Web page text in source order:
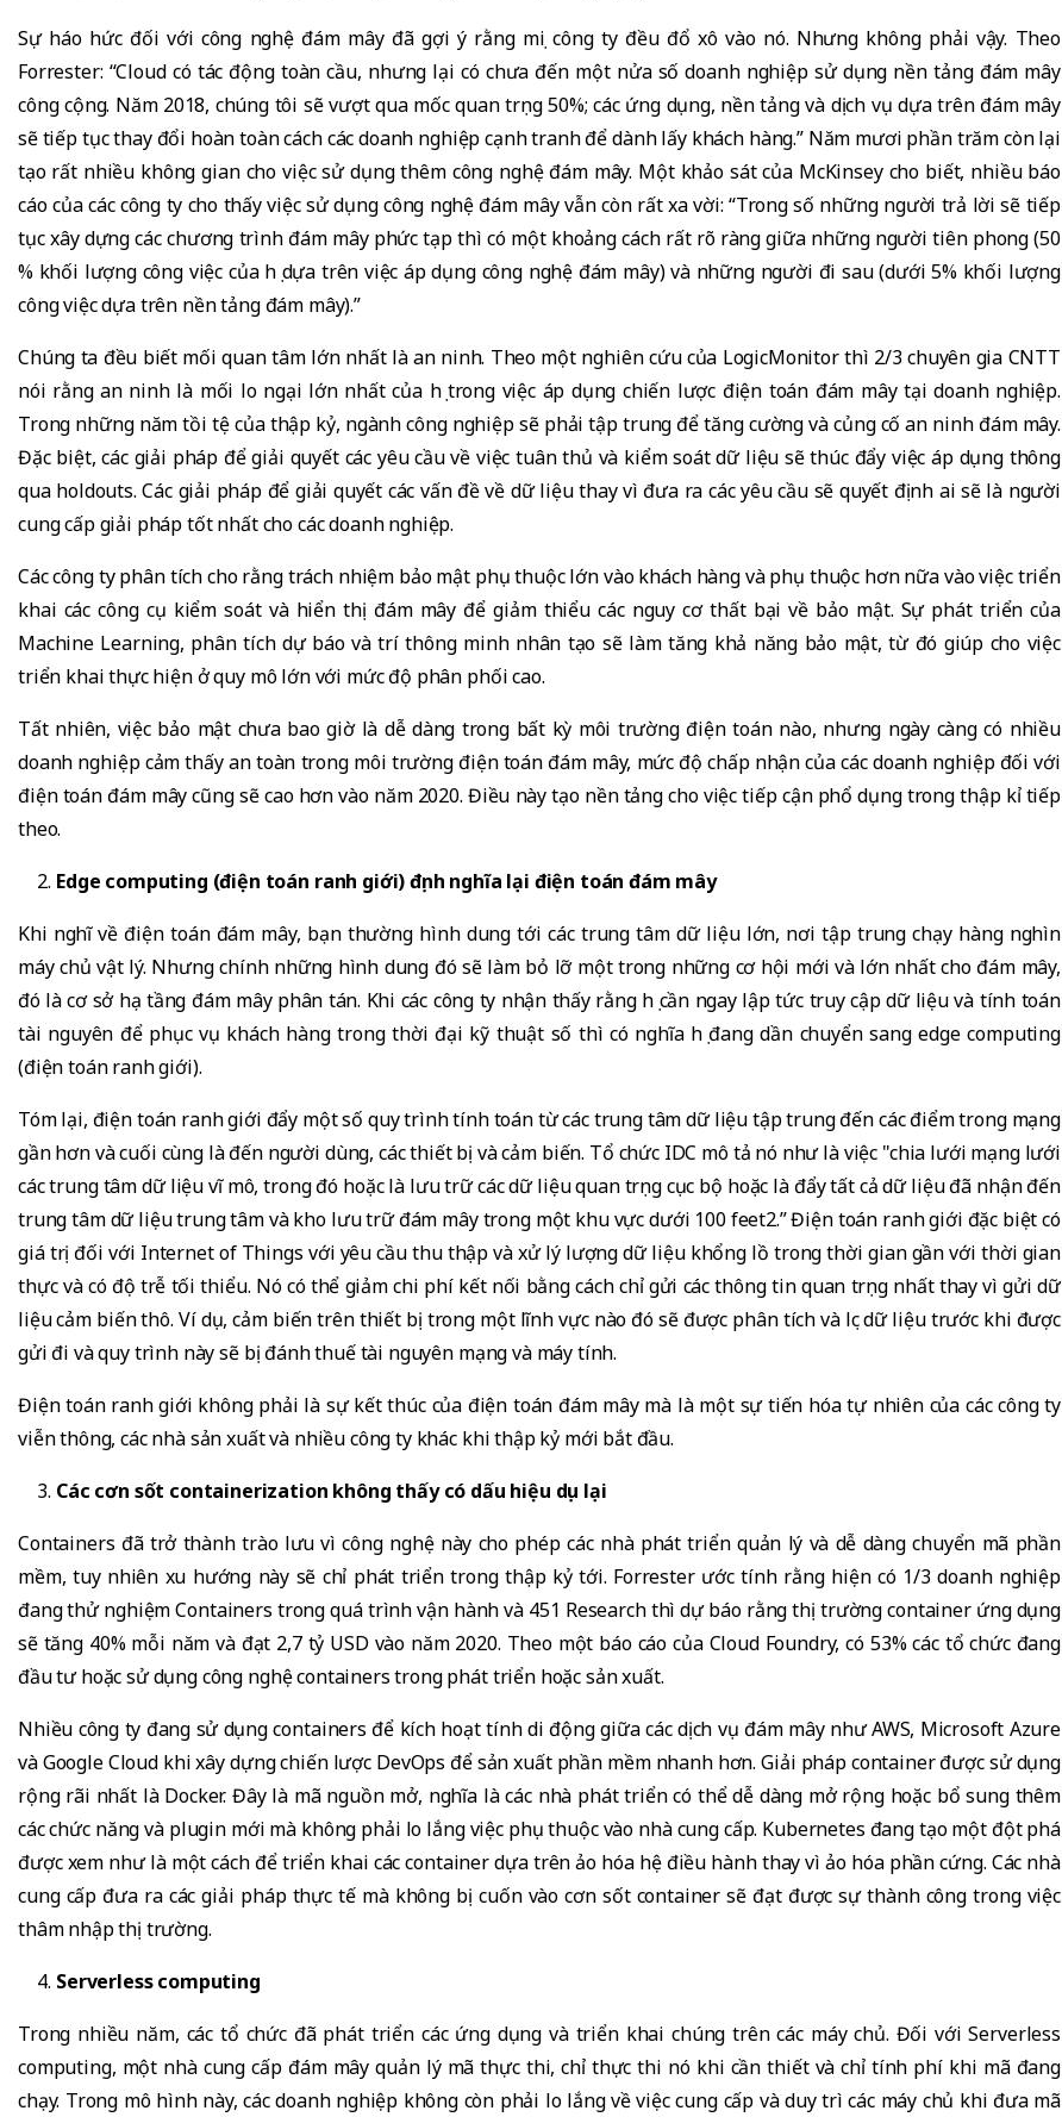
Sự háo hức đối với công nghệ đám mây đã gợi ý rằng mọi công ty đều đổ xô vào nó. Nhưng không phải vậy. Theo
Forrester: “Cloud có tác động toàn cầu, nhưng lại có chưa đến một nửa số doanh nghiệp sử dụng nền tảng đám mây
công cộng. Năm 2018, chúng tôi sẽ vượt qua mốc quan trọng 50%; các ứng dụng, nền tảng và dịch vụ dựa trên đám mây
sẽ tiếp tục thay đổi hoàn toàn cách các doanh nghiệp cạnh tranh để dành lấy khách hàng.” Năm mươi phần trăm còn lại
tạo rất nhiều không gian cho việc sử dụng thêm công nghệ đám mây. Một khảo sát của McKinsey cho biết, nhiều báo
cáo của các công ty cho thấy việc sử dụng công nghệ đám mây vẫn còn rất xa vời: “Trong số những người trả lời sẽ tiếp
tục xây dựng các chương trình đám mây phức tạp thì có một khoảng cách rất rõ ràng giữa những người tiên phong (50
% khối lượng công việc của họ dựa trên việc áp dụng công nghệ đám mây) và những người đi sau (dưới 5% khối lượng
công việc dựa trên nền tảng đám mây).”
Chúng ta đều biết mối quan tâm lớn nhất là an ninh. Theo một nghiên cứu của LogicMonitor thì 2/3 chuyên gia CNTT
nói rằng an ninh là mối lo ngại lớn nhất của họ trong việc áp dụng chiến lược điện toán đám mây tại doanh nghiệp.
Trong những năm tồi tệ của thập kỷ, ngành công nghiệp sẽ phải tập trung để tăng cường và củng cố an ninh đám mây.
Đặc biệt, các giải pháp để giải quyết các yêu cầu về việc tuân thủ và kiểm soát dữ liệu sẽ thúc đẩy việc áp dụng thông
qua holdouts. Các giải pháp để giải quyết các vấn đề về dữ liệu thay vì đưa ra các yêu cầu sẽ quyết định ai sẽ là người
cung cấp giải pháp tốt nhất cho các doanh nghiệp.
Các công ty phân tích cho rằng trách nhiệm bảo mật phụ thuộc lớn vào khách hàng và phụ thuộc hơn nữa vào việc triển
khai các công cụ kiểm soát và hiển thị đám mây để giảm thiểu các nguy cơ thất bại về bảo mật. Sự phát triển của
Machine Learning, phân tích dự báo và trí thông minh nhân tạo sẽ làm tăng khả năng bảo mật, từ đó giúp cho việc
triển khai thực hiện ở quy mô lớn với mức độ phân phối cao.
Tất nhiên, việc bảo mật chưa bao giờ là dễ dàng trong bất kỳ môi trường điện toán nào, nhưng ngày càng có nhiều
doanh nghiệp cảm thấy an toàn trong môi trường điện toán đám mây, mức độ chấp nhận của các doanh nghiệp đối với
điện toán đám mây cũng sẽ cao hơn vào năm 2020. Điều này tạo nền tảng cho việc tiếp cận phổ dụng trong thập kỉ tiếp
theo.
Edge computing (điện toán ranh giới) định nghĩa lại điện toán đám mây
Khi nghĩ về điện toán đám mây, bạn thường hình dung tới các trung tâm dữ liệu lớn, nơi tập trung chạy hàng nghìn
máy chủ vật lý. Nhưng chính những hình dung đó sẽ làm bỏ lỡ một trong những cơ hội mới và lớn nhất cho đám mây,
đó là cơ sở hạ tầng đám mây phân tán. Khi các công ty nhận thấy rằng họ cần ngay lập tức truy cập dữ liệu và tính toán
tài nguyên để phục vụ khách hàng trong thời đại kỹ thuật số thì có nghĩa họ đang dần chuyển sang edge computing
(điện toán ranh giới).
Tóm lại, điện toán ranh giới đẩy một số quy trình tính toán từ các trung tâm dữ liệu tập trung đến các điểm trong mạng
gần hơn và cuối cùng là đến người dùng, các thiết bị và cảm biến. Tổ chức IDC mô tả nó như là việc "chia lưới mạng lưới
các trung tâm dữ liệu vĩ mô, trong đó hoặc là lưu trữ các dữ liệu quan trọng cục bộ hoặc là đẩy tất cả dữ liệu đã nhận đến
trung tâm dữ liệu trung tâm và kho lưu trữ đám mây trong một khu vực dưới 100 feet2.” Điện toán ranh giới đặc biệt có
giá trị đối với Internet of Things với yêu cầu thu thập và xử lý lượng dữ liệu khổng lồ trong thời gian gần với thời gian
thực và có độ trễ tối thiểu. Nó có thể giảm chi phí kết nối bằng cách chỉ gửi các thông tin quan trọng nhất thay vì gửi dữ
liệu cảm biến thô. Ví dụ, cảm biến trên thiết bị trong một lĩnh vực nào đó sẽ được phân tích và lọc dữ liệu trước khi được
gửi đi và quy trình này sẽ bị đánh thuế tài nguyên mạng và máy tính.
Điện toán ranh giới không phải là sự kết thúc của điện toán đám mây mà là một sự tiến hóa tự nhiên của các công ty
viễn thông, các nhà sản xuất và nhiều công ty khác khi thập kỷ mới bắt đầu.
Các cơn sốt containerization không thấy có dấu hiệu dịu lại
Containers đã trở thành trào lưu vì công nghệ này cho phép các nhà phát triển quản lý và dễ dàng chuyển mã phần
mềm, tuy nhiên xu hướng này sẽ chỉ phát triển trong thập kỷ tới. Forrester ước tính rằng hiện có 1/3 doanh nghiệp
đang thử nghiệm Containers trong quá trình vận hành và 451 Research thì dự báo rằng thị trường container ứng dụng
sẽ tăng 40% mỗi năm và đạt 2,7 tỷ USD vào năm 2020. Theo một báo cáo của Cloud Foundry, có 53% các tổ chức đang
đầu tư hoặc sử dụng công nghệ containers trong phát triển hoặc sản xuất.
Nhiều công ty đang sử dụng containers để kích hoạt tính di động giữa các dịch vụ đám mây như AWS, Microsoft Azure
và Google Cloud khi xây dựng chiến lược DevOps để sản xuất phần mềm nhanh hơn. Giải pháp container được sử dụng
rộng rãi nhất là Docker. Đây là mã nguồn mở, nghĩa là các nhà phát triển có thể dễ dàng mở rộng hoặc bổ sung thêm
các chức năng và plugin mới mà không phải lo lắng việc phụ thuộc vào nhà cung cấp. Kubernetes đang tạo một đột phá
được xem như là một cách để triển khai các container dựa trên ảo hóa hệ điều hành thay vì ảo hóa phần cứng. Các nhà
cung cấp đưa ra các giải pháp thực tế mà không bị cuốn vào cơn sốt container sẽ đạt được sự thành công trong việc
thâm nhập thị trường.
Serverless computing
Trong nhiều năm, các tổ chức đã phát triển các ứng dụng và triển khai chúng trên các máy chủ. Đối với Serverless
computing, một nhà cung cấp đám mây quản lý mã thực thi, chỉ thực thi nó khi cần thiết và chỉ tính phí khi mã đang
chạy. Trong mô hình này, các doanh nghiệp không còn phải lo lắng về việc cung cấp và duy trì các máy chủ khi đưa mã